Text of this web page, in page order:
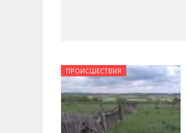
ПРОИСШЕСТВИЯ